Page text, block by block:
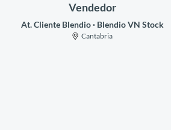
Vendedor
At. Cliente Blendio Blendio VN Stock
Cantabria